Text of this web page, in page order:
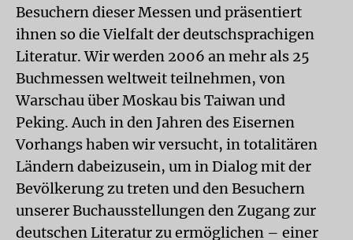
Besuchern dieser Messen und präsentiert
ihnen so die Vielfalt der deutschsprachigen
Literatur. Wir werden 2006 an mehr als 25
Buchmessen weltweit teilnehmen, von
Warschau über Moskau bis Taiwan und
Peking. Auch in den Jahren des Eisernen
Vorhangs haben wir versucht, in totalitären
Ländern dabeizusein, um in Dialog mit der
Bevölkerung zu treten und den Besuchern
unserer Buchausstellungen den Zugang zur
deutschen Literatur zu ermöglichen – einer